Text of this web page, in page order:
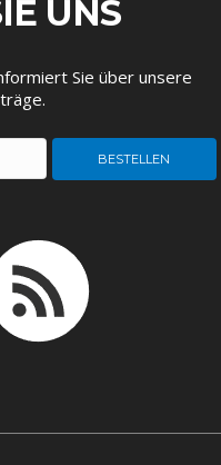
UND
UNS
Sie über unsere